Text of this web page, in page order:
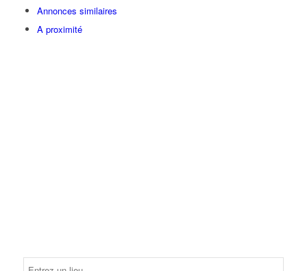
Annonces similaires
A proximité